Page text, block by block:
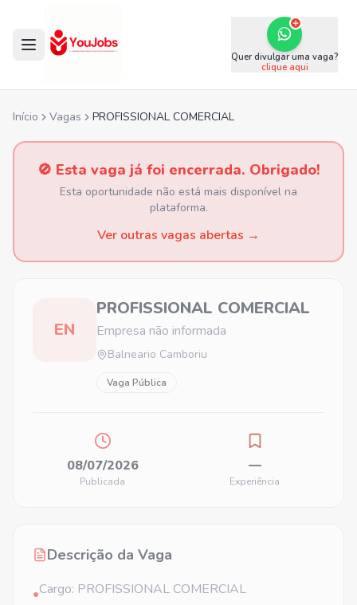
Quer divulgar uma vaga?
clique aqui
Início Vagas PROFISSIONAL COMERCIAL
🚫 Esta vaga já foi encerrada. Obrigado!
Esta oportunidade não está mais disponível na
plataforma.
Ver outras vagas abertas →
EN
PROFISSIONAL COMERCIAL
Empresa não informada
Balneario Camboriu
Vaga Pública
08/07/2026
Publicada
—
Experiência
Descrição da Vaga
•Cargo: PROFISSIONAL COMERCIAL